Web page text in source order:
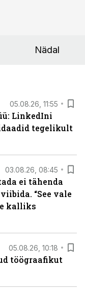
Nädal
05.08.26, 11:55
LinkedIni
tegelikult
03.08.26, 08:45
ei tähenda
“See vale
kalliks
05.08.26, 10:18
töögraafikut